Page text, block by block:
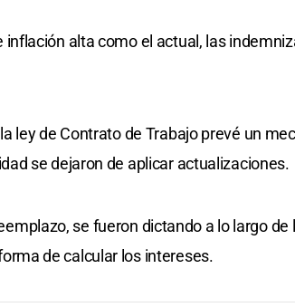
inflación alta como el actual, las
ley de Contrato de Trabajo prevé un
se dejaron de aplicar actualizaciones.
se fueron dictando a lo largo
de calcular los intereses.